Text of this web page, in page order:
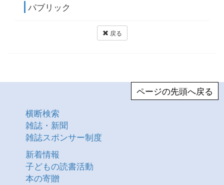
パブリック
戻る
ページの先頭へ戻る
横断検索
雑誌・新聞
雑誌スポンサー制度
新着情報
子どもの読書活動
本の寄贈